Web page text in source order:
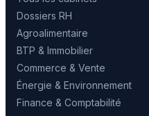
Dossiers RH
Agroalimentaire
BTP & Immobilier
Commerce & Vente
Énergie & Environnement
Finance & Comptabilité